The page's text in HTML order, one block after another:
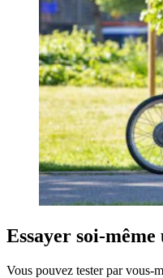
Essayer soi-
Vous pouvez tester par vous-